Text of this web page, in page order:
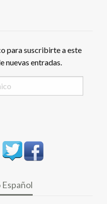
para suscribirte a este
entradas.